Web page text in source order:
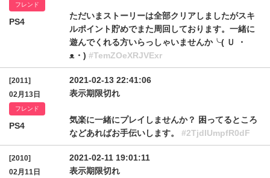
フレンド
PS4
ただいまストーリーは全部クリアしましたがスキ
ルポイント貯めでまた周回しております。一緒に
遊んでくれる方いらっしゃいませんか╰( Ｕ ・
ᴥ・) #TemZOeXRJVExr
[2011]
02月13日
フレンド
PS4
2021-02-13 22:41:06
表示期限切れ
気楽に一緒にプレイしませんか？ 困ってるところ
などあればお手伝いします。 #2TjdIUmpfR0dF
[2010]
02月11日
2021-02-11 19:01:11
表示期限切れ